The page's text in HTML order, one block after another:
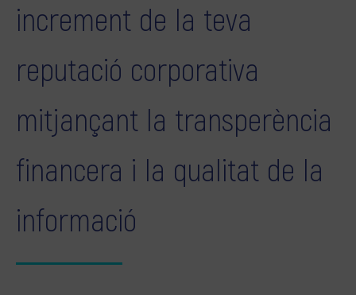
increment de la teva
reputació corporativa
mitjançant la transperència
financera i la qualitat de la
informació